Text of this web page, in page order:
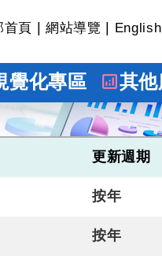
頁 網站導覽 English
覺化專區 其
更新週期
按年
按年